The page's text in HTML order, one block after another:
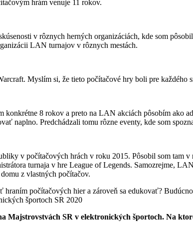
hrám venuje 11 rokov.
v rôznych herných organizáciách, kde som
LAN turnajov v rôznych mestách.
Myslím si, že tieto počítačové hry boli pre každého
8 rokov a preto na LAN akciách pôsobím ako
naplno. Predchádzali tomu rôzne eventy, kde som
v počítačových hrách v roku 2015. Pôsobil som tam
turnaja v hre League of Legends. Samozrejme,
z vlastných počítačov.
športoch SR 2020
Majstrovstvách SR v elektronických športoch. Na